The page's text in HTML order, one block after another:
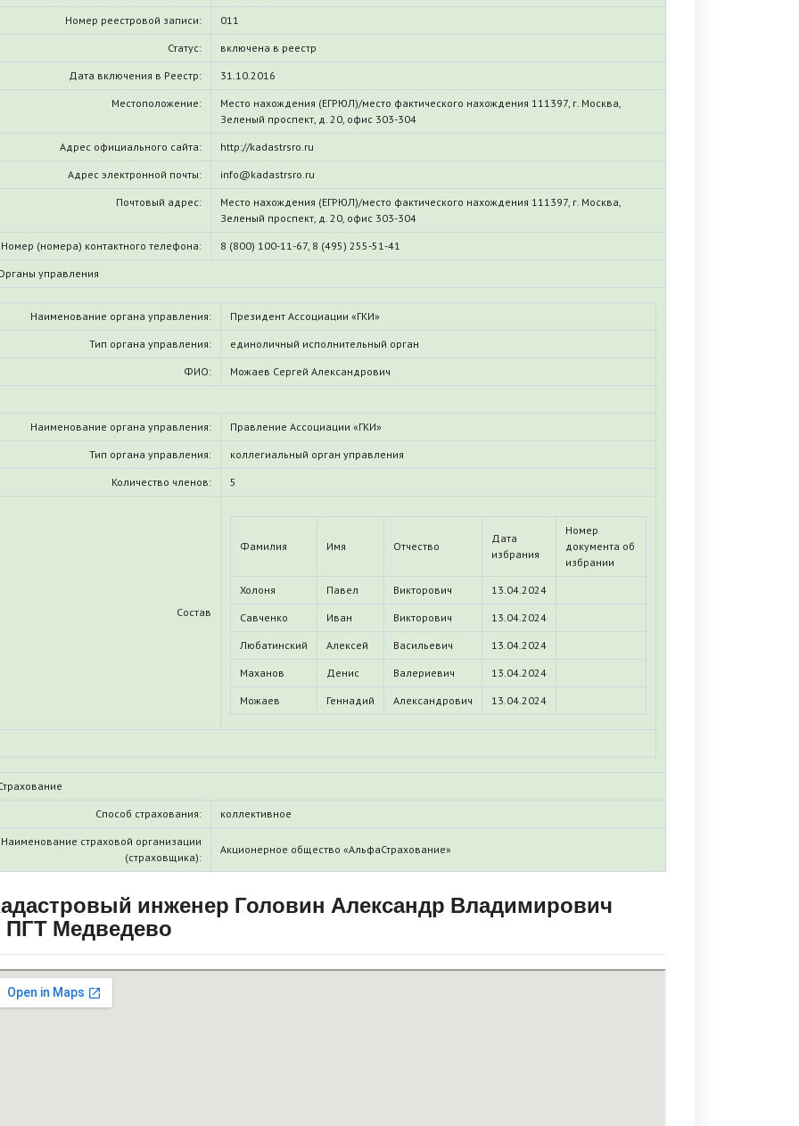
Номер реестровой записи: 011
Статус: включена в реестр
Дата включения в Реестр: 31.10.2016
Местоположение:
Место нахождения (ЕГРЮЛ)/место фактического нахождения 111397, г. Москва,
Зеленый проспект, д. 20, офис 303-304
Адрес официального сайта: http://kadastrsro.ru
Адрес электронной почты: info@kadastrsro.ru
Почтовый адрес:
Место нахождения (ЕГРЮЛ)/место фактического нахождения 111397, г. Москва,
Зеленый проспект, д. 20, офис 303-304
Номер (номера) контактного телефона: 8 (800) 100-11-67, 8 (495) 255-51-41
управления
Наименование органа управления: Президент Ассоциации «ГКИ»
Тип органа управления: единоличный исполнительный орган
ФИО: Можаев Сергей Александрович
Наименование органа управления: Правление Ассоциации «ГКИ»
Тип органа управления: коллегиальный орган управления
Количество членов: 5
Состав
Фамилия Имя Отчество
Дата
избрания
Номер
документа об
избрании
Холоня Павел Викторович 13.04.2024
Савченко Иван Викторович 13.04.2024
Любатинский Алексей Васильевич 13.04.2024
Маханов Денис Валериевич 13.04.2024
Можаев Геннадий Александрович 13.04.2024
Способ страхования: коллективное
Наименование страховой организации
(страховщика):
Акционерное общество «АльфаСтрахование»
инженер Головин Александр Владимирович
ПГТ Медведево